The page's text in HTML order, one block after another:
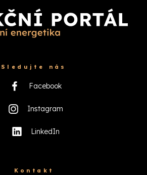
Sledujte nás
Facebook
Instagram
LinkedIn
Kontakt